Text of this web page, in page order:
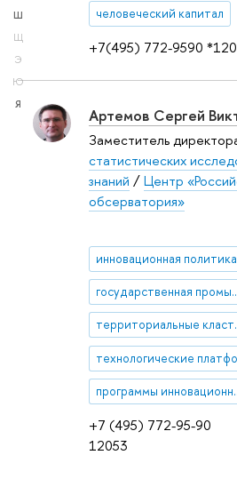
Ш
Щ
Э
Ю
Я
+7(495) 772-9590
человеческий капитал
+7 (495) 772-95-90
12053
Артемов Сергей
Заместитель
статистических
знаний /Центр
обсерватория»
инновационная политика
государственная
программы